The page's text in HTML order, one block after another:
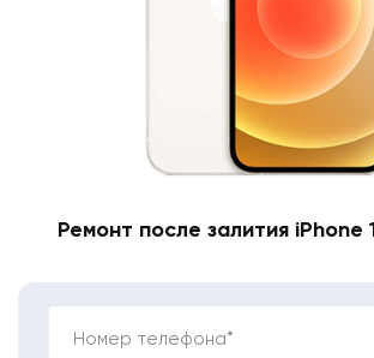
Ремонт после залития iPhone
Номер телефона*